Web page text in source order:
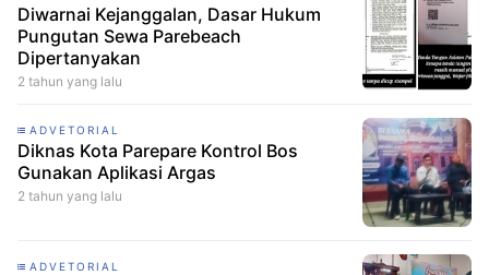
Diwarnai Kejanggalan, Dasar Hukum
Pungutan Sewa Parebeach
Dipertanyakan
2 tahun yang lalu
ADVETORIAL
Diknas Kota Parepare Kontrol Bos
Gunakan Aplikasi Argas
2 tahun yang lalu
ADVETORIAL